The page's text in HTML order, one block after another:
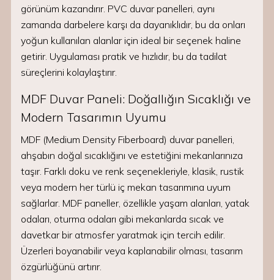
görünüm kazandırır. PVC duvar panelleri, aynı
zamanda darbelere karşı da dayanıklıdır, bu da onları
yoğun kullanılan alanlar için ideal bir seçenek haline
getirir. Uygulaması pratik ve hızlıdır, bu da tadilat
süreçlerini kolaylaştırır.
MDF Duvar Paneli: Doğallığın Sıcaklığı ve
Modern Tasarımın Uyumu
MDF (Medium Density Fiberboard) duvar panelleri,
ahşabın doğal sıcaklığını ve estetiğini mekanlarınıza
taşır. Farklı doku ve renk seçenekleriyle, klasik, rustik
veya modern her türlü iç mekan tasarımına uyum
sağlarlar. MDF paneller, özellikle yaşam alanları, yatak
odaları, oturma odaları gibi mekanlarda sıcak ve
davetkar bir atmosfer yaratmak için tercih edilir.
Üzerleri boyanabilir veya kaplanabilir olması, tasarım
özgürlüğünü artırır.